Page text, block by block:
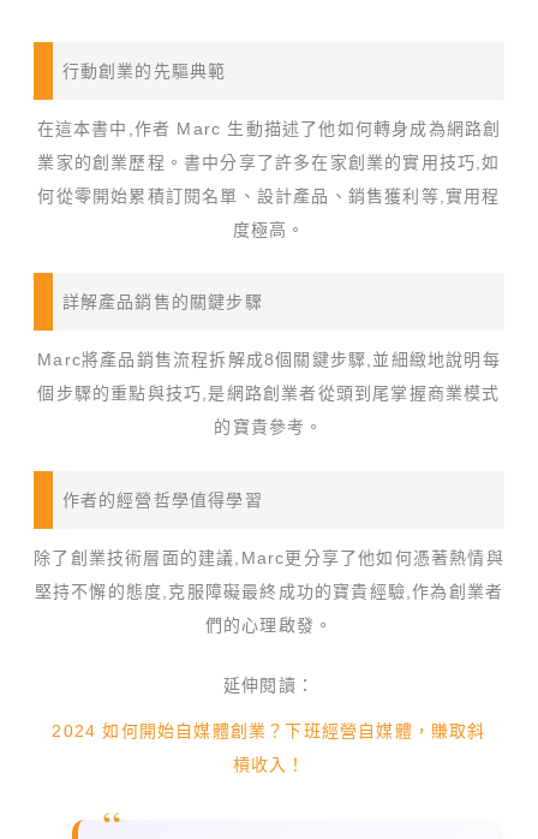
行動創業的先驅典範
在這本書中,作者 Marc 生動描述了他如何轉身成為網路創
業家的創業歷程。書中分享了許多在家創業的實用技巧,如
何從零開始累積訂閱名單、設計產品、銷售獲利等,實用程
度極高。
詳解產品銷售的關鍵步驟
Marc將產品銷售流程拆解成8個關鍵步驟,並細緻地說明每
個步驟的重點與技巧,是網路創業者從頭到尾掌握商業模式
的寶貴參考。
作者的經營哲學值得學習
除了創業技術層面的建議,Marc更分享了他如何憑著熱情與
堅持不懈的態度,克服障礙最終成功的寶貴經驗,作為創業者
們的心理啟發。
延伸閱讀：
2024 如何開始自媒體創業？下班經營自媒體，賺取斜
槓收入！